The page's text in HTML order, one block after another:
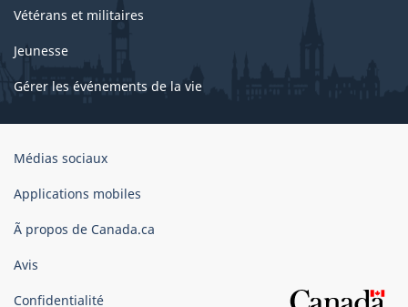
Vétérans et militaires
Jeunesse
Gérer les événements de la vie
Organisation
gouvernement
Canada
Médias sociaux
Applications mobiles
Ã propos de Canada.ca
Avis
Confidentialité